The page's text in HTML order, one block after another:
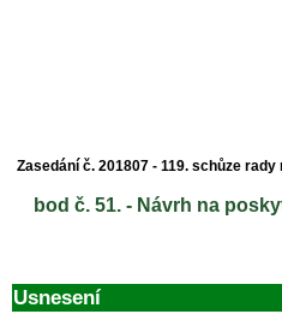
Zasedání č. 201807 - 119. schůze rady
bod č. 51. - Návrh na
Usnesení